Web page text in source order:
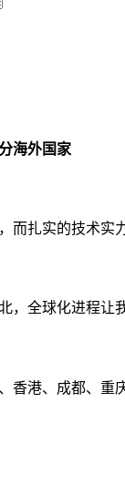
海外国家
而扎实的技术实
，全球化进程让
香港、成都、重